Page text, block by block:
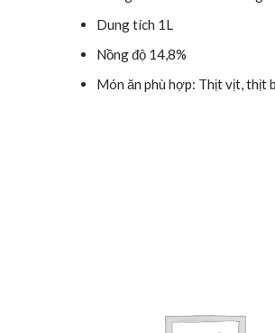
Dung tích 1L
Nồng độ 14,8%
Món ăn phù hợp: Thịt vịt, thịt